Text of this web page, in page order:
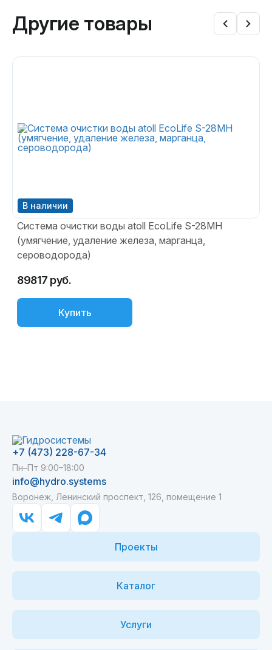
Другие товары
Система очистки воды atoll EcoLife S-28MH
(умягчение, удаление железа, марганца,
сероводорода)
89817 руб.
Купить
+7 (473) 228-67-34
Пн–Пт 9:00–18:00
info@hydro.systems
Воронеж, Ленинский проспект, 126, помещение 1
Проекты
Каталог
Услуги